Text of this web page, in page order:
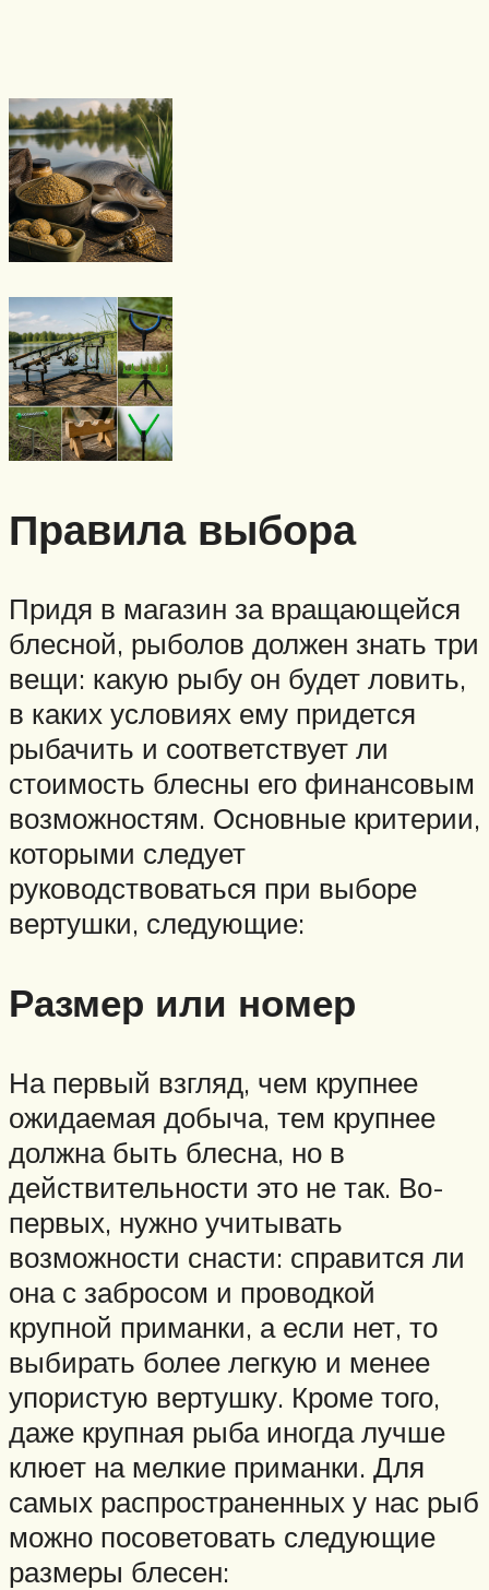
Правила выбора
Придя в магазин за вращающейся
блесной, рыболов должен знать три
вещи: какую рыбу он будет ловить,
в каких условиях ему придется
рыбачить и соответствует ли
стоимость блесны его финансовым
возможностям. Основные критерии,
которыми следует
руководствоваться при выборе
вертушки, следующие:
Размер или номер
На первый взгляд, чем крупнее
ожидаемая добыча, тем крупнее
должна быть блесна, но в
действительности это не так. Во-
первых, нужно учитывать
возможности снасти: справится ли
она с забросом и проводкой
крупной приманки, а если нет, то
выбирать более легкую и менее
упористую вертушку. Кроме того,
даже крупная рыба иногда лучше
клюет на мелкие приманки. Для
самых распространенных у нас рыб
можно посоветовать следующие
размеры блесен: